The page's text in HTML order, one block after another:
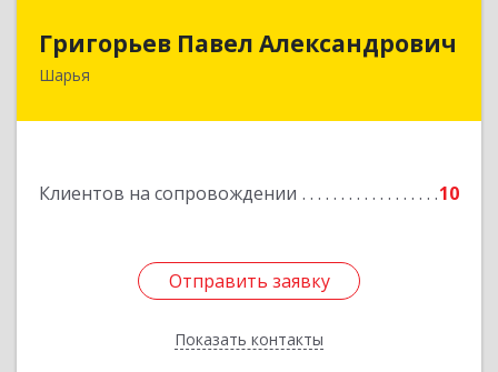
Григорьев Павел Александрович
Шарья
Клиентов на сопровождении 10
Отправить заявку
Показать контакты
157505, Костромская область, город Шарья,
Отправить заявку
Назад